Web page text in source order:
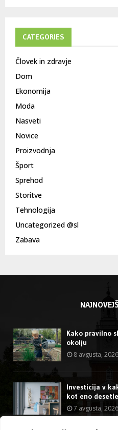
CATEGORIES
Človek in zdravje
Dom
Ekonomija
Moda
Nasveti
Novice
Proizvodnja
Šport
Sprehod
Storitve
Tehnologija
Uncategorized @sl
Zabava
Kako pravilno
okolju
8 avgusta, 2026
Investicija v
kot eno
7 avgusta, 2026